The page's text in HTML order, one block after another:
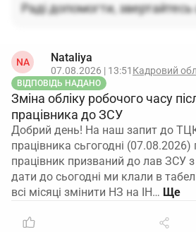
Раді допомогти,
NA Nataliya
07.08.2026 | 13:51 Кадровий
ВІДПОВІДЬ НАДАНО
Зміна обліку робочого часу
працівника до ЗСУ
Добрий день! На наш запит до ТЦК
працівника сьгогодні
працівник призваний до лав ЗСУ з
дати до сьогодні ми клали в
всі місяці змінити НЗ на ІН…